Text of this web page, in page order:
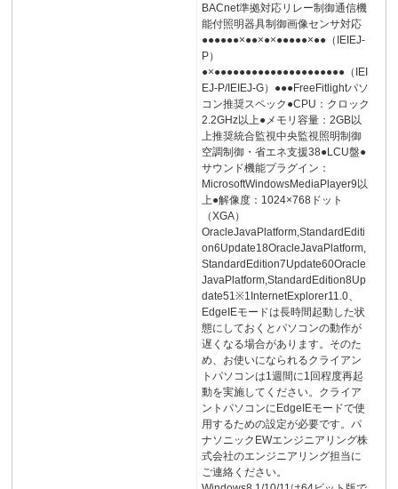
BACnet準拠対応リレー制御通信機
能付照明器具制御画像センサ対応
●●●●●●×●●×●×●●●●●×●●（IEIEJ-
P）
●×●●●●●●●●●●●●●●●●●●●●●（IEI
EJ-P/IEIEJ-G）●●●FreeFitlightパソ
コン推奨スペック●CPU：クロック
2.2GHz以上●メモリ容量：2GB以
上推奨統合監視中央監視照明制御
空調制御・省エネ支援38●LCU盤●
サウンド機能プラグイン：
MicrosoftWindowsMediaPlayer9以
上●解像度：1024×768ドット
（XGA）
OracleJavaPlatform,StandardEditi
on6Update18OracleJavaPlatform,
StandardEdition7Update60Oracle
JavaPlatform,StandardEdition8Up
date51※1InternetExplorer11.0、
EdgeIEモードは長時間起動した状
態にしておくとパソコンの動作が
遅くなる場合があります。そのた
め、お使いになられるクライアン
トパソコンは1週間に1回程度再起
動を実施してください。クライア
ントパソコンにEdgeIEモードで使
用するための設定が必要です。パ
ナソニックEWエンジニアリング株
式会社のエンジニアリング担当に
ご連絡ください。